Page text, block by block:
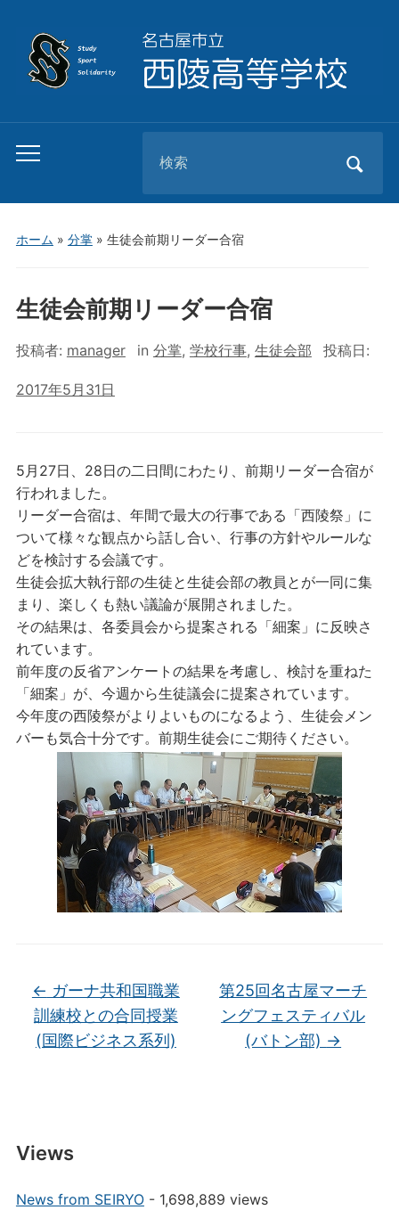
Toggle
menu
for:
ホーム » 分掌» 生徒会前期リーダー合宿
生徒会前期リーダー合宿
投稿者: manager in 分掌, 学校行事, 生徒会部 投稿日:
2017年5月31日
5月27日、28日の二日間にわたり、前期リーダー合宿が
行われました。
リーダー合宿は、年間で最大の行事である「西陵祭」に
ついて様々な観点から話し合い、行事の方針やルールな
どを検討する会議です。
生徒会拡大執行部の生徒と生徒会部の教員とが一同に集
まり、楽しくも熱い議論が展開されました。
その結果は、各委員会から提案される「細案」に反映さ
れています。
前年度の反省アンケートの結果を考慮し、検討を重ねた
「細案」が、今週から生徒議会に提案されています。
今年度の西陵祭がよりよいものになるよう、生徒会メン
バーも気合十分です。前期生徒会にご期待ください。
← ガーナ共和国職業
訓練校との合同授業
(国際ビジネス系列)
第25回名古屋マーチ
ングフェスティバル
(バトン部) →
Views
News from SEIRYO- 1,698,889 views